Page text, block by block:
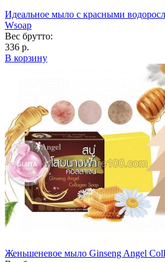
Идеальное мыло с красными
Wsoap
Вес брутто:
336 р.
В корзину
Женьшеневое мыло Ginseng Angel